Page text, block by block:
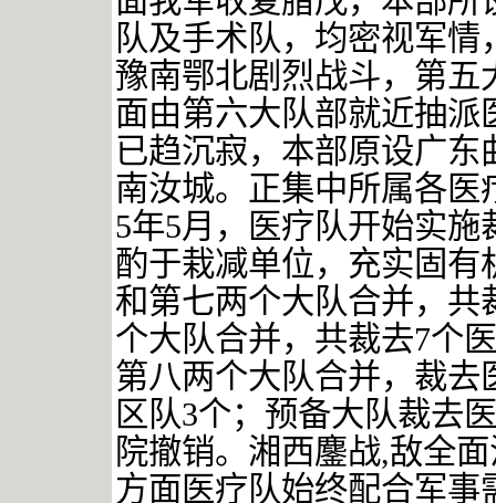
队及手术队，均密视军情
豫南鄂北剧烈战斗，第
面由第六大队部就近抽
已趋沉寂，本部原设广
南汝城。正集中所属各
5年5月，医疗队开始实施
酌于栽减单位，充实固
和第七两个大队合并，共
个大队合并，共裁去7个
第八两个大队合并，裁去
区队3个；预备大队裁去
院撤销。湘西鏖战,敌全
方面医疗队始终配合军事